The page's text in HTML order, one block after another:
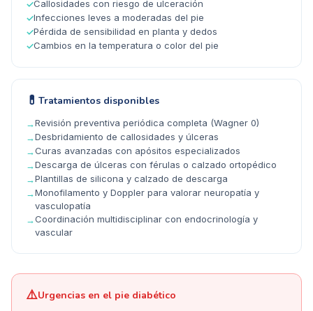
✓Callosidades con riesgo de ulceración
✓Infecciones leves a moderadas del pie
✓Pérdida de sensibilidad en planta y dedos
✓Cambios en la temperatura o color del pie
💊 Tratamientos disponibles
→Revisión preventiva periódica completa (Wagner 0)
→Desbridamiento de callosidades y úlceras
→Curas avanzadas con apósitos especializados
→Descarga de úlceras con férulas o calzado ortopédico
→Plantillas de silicona y calzado de descarga
→Monofilamento y Doppler para valorar neuropatía y
vasculopatía
→Coordinación multidisciplinar con endocrinología y
vascular
⚠️Urgencias en el pie diabético